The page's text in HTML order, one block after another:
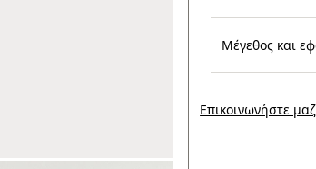
Μέγεθος και
Επικοινωνήστε